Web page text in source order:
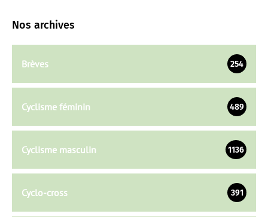
Nos archives
Brèves 254
Cyclisme féminin 489
Cyclisme masculin 1136
Cyclo-cross 391